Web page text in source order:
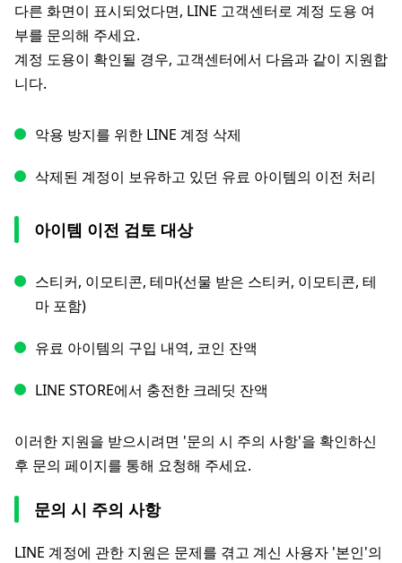
다른 화면이 표시되었다면, LINE 고객센터로 계정 도용 여
부를 문의해 주세요.
계정 도용이 확인될 경우, 고객센터에서 다음과 같이 지원합
니다.
악용 방지를 위한 LINE 계정 삭제
삭제된 계정이 보유하고 있던 유료 아이템의 이전 처리
아이템 이전 검토 대상
스티커, 이모티콘, 테마(선물 받은 스티커, 이모티콘, 테
마 포함)
유료 아이템의 구입 내역, 코인 잔액
LINE STORE에서 충전한 크레딧 잔액
이러한 지원을 받으시려면 '문의 시 주의 사항'을 확인하신
후 문의 페이지를 통해 요청해 주세요.
문의 시 주의 사항
LINE 계정에 관한 지원은 문제를 겪고 계신 사용자 '본인'의